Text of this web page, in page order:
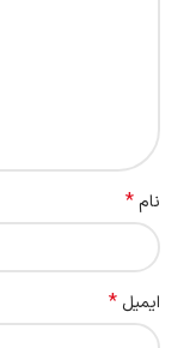
نام*
ایمیل *